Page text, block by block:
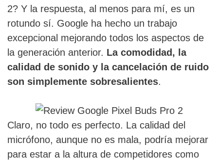
2? Y la respuesta, al menos para mí, es un
rotundo sí. Google ha hecho un trabajo
excepcional mejorando todos los aspectos de
la generación anterior. La comodidad, la
calidad de sonido y la cancelación de ruido
son simplemente sobresalientes.
Claro, no todo es perfecto. La calidad del
micrófono, aunque no es mala, podría mejorar
para estar a la altura de competidores como